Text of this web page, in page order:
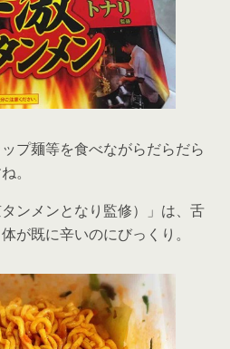
プ麺等を食べながらだらだら
。
ンメンとなり監修）」は、舌
が既に辛いのにびっくり。